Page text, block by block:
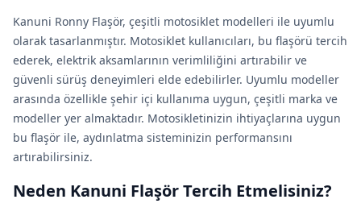
Kanuni Ronny Flaşör, çeşitli motosiklet modelleri ile uyumlu
olarak tasarlanmıştır. Motosiklet kullanıcıları, bu flaşörü tercih
ederek, elektrik aksamlarının verimliliğini artırabilir ve
güvenli sürüş deneyimleri elde edebilirler. Uyumlu modeller
arasında özellikle şehir içi kullanıma uygun, çeşitli marka ve
modeller yer almaktadır. Motosikletinizin ihtiyaçlarına uygun
bu flaşör ile, aydınlatma sisteminizin performansını
artırabilirsiniz.
Neden Kanuni Flaşör Tercih Etmelisiniz?